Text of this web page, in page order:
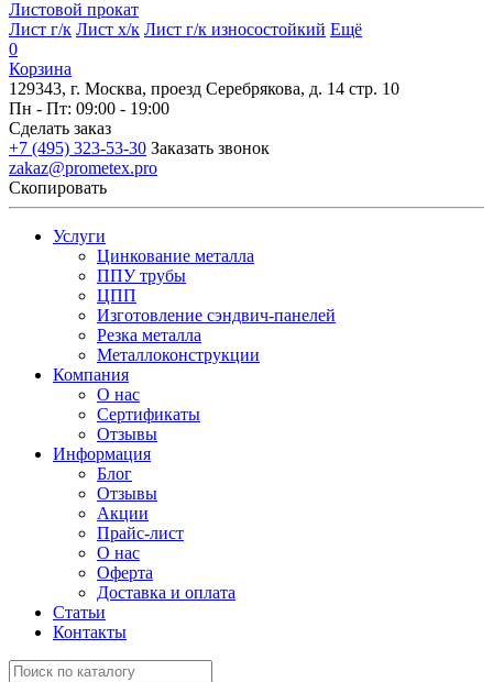
Листовой прокат
Лист г/к Лист х/к Лист г/к износостойкий Ещё
0
Корзина
129343, г. Москва, проезд Серебрякова, д. 14 стр. 10
Пн - Пт: 09:00 - 19:00
Сделать заказ
+7 (495) 323-53-30 Заказать звонок
zakaz@prometex.pro
Скопировать
Услуги
Цинкование металла
ППУ трубы
ЦПП
Изготовление сэндвич-панелей
Резка металла
Металлоконструкции
Компания
О нас
Сертификаты
Отзывы
Информация
Блог
Отзывы
Акции
Прайс-лист
О нас
Оферта
Доставка и оплата
Статьи
Контакты